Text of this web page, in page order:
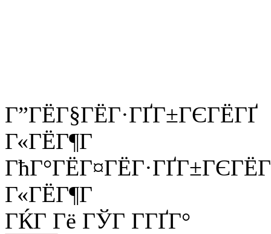
Г”ГЁГ§ГЁГ·ГҐГ±ГЄГЁГҐ
Г«ГЁГ¶Г
Г«ГЁГ¶Г
ГЌГ Гё ГЎГ Г­ГҐГ°